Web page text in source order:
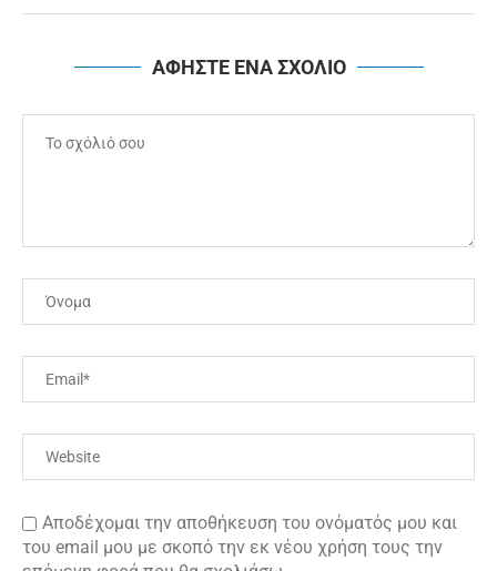
ΑΦΗΣΤΕ ΕΝΑ ΣΧΟΛΙΟ
Αποδέχομαι την αποθήκευση του ονόματός μου και
του email μου με σκοπό την εκ νέου χρήση τους την